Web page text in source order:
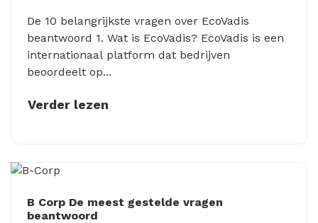
De 10 belangrijkste vragen over EcoVadis
beantwoord 1. Wat is EcoVadis? EcoVadis is een
internationaal platform dat bedrijven
beoordeelt op...
Verder lezen
B Corp De meest gestelde vragen
beantwoord